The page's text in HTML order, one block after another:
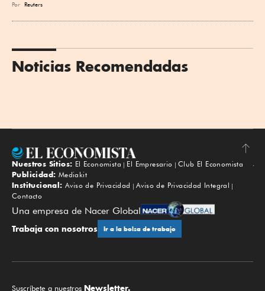
Por Reuters
Noticias Recomendadas
Subir
Nuestros Sitios: El Economista El Empresario
Club El Economista
Publicidad: Mediakit
Institucional: Aviso de Privacidad
Aviso de Privacidad Integral
Contacto
Una empresa de Nacer Global
Trabaja con nosotros Ir a la bolsa de trabajo
Suscríbete a nuestros Newsletter.